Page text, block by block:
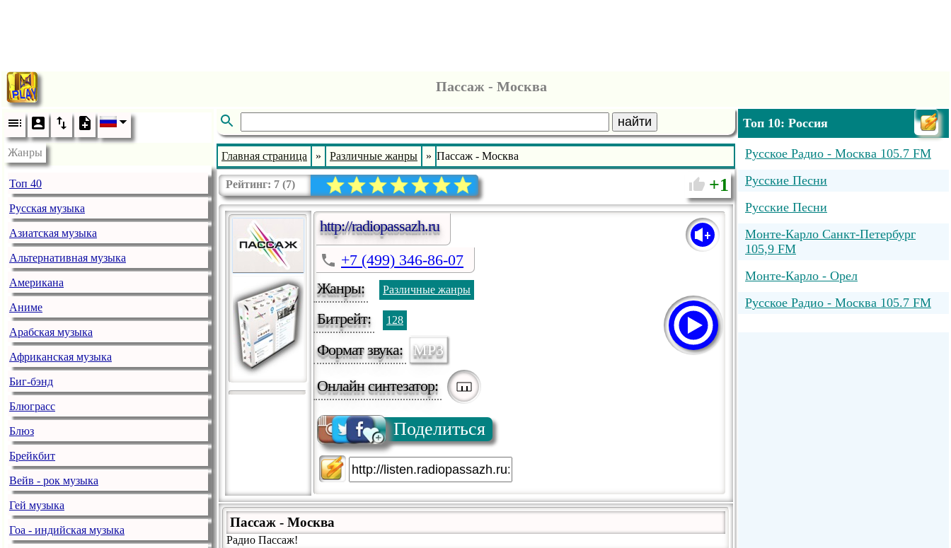
Пассаж - Москва
Жанры
Топ 40
Русская музыка
Азиатская музыка
Альтернативная музыка
Американа
Аниме
Арабская музыка
Африканская музыка
Биг-бэнд
Блюграсс
Блюз
Брейкбит
Вейв - рок музыка
Гей музыка
Гоа - индийская музыка
найти
Главная страница » Различные жанры » Пассаж - Москва
Рейтинг: 7 (7) 1
http://radiopassazh.ru
+7 (499) 346-86-07
Жанры:
Различные жанры
Битрейт: 128
Формат звука: MP3
Онлайн синтезатор:
Поделиться
Пассаж - Москва
Радио Пассаж!
Топ 10: Россия
Русское Радио - Москва 105.7 FM
Русские Песни
Русские Песни
Монте-Карло Санкт-Петербург
105,9 FM
Монте-Карло - Орел
Русское Радио - Москва 105.7 FM